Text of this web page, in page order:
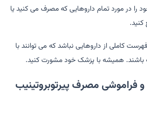
در مورد تمام داروهایی که مصرف می کنید یا
کنید.
کاملی از داروهایی نباشد که می توانند با
باشند. همیشه با پزشک خود مشورت کنید.
مصرف پیرتوبروتینیب